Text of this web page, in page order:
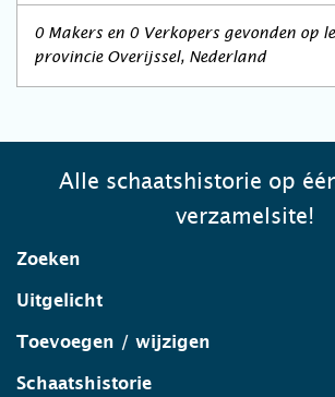
0 Makers en 0 Verkopers gevonden op
provincie Overijssel, Nederland
Alle schaatshistorie op
verzamelsite!
Zoeken
Uitgelicht
Toevoegen / wijzigen
Schaatshistorie